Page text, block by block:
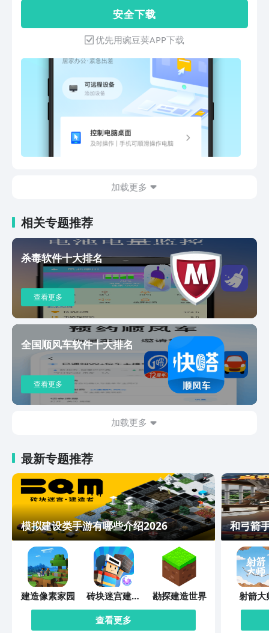
清理加速能力升级，释放空间告别卡慢
【微信清理】个性清理微信缓存，保证微
信安全运行---贴心守护---【病毒查杀】安
全防护全新升级，软件云查风险提醒【隐
私保险箱】个性化守护的您的个人隐私
【安全可靠】病毒、系统、充电检测360
度安全护航
安 全 下 载
优先用豌豆荚APP下载
加载更多
相关专题推荐
杀毒软件十大排名
查看更多
全国顺风车软件十大排名
查看更多
加载更多
最新专题推荐
模拟建设类手游有哪些介绍2026
建造像素家园 砖块迷宫建造
者
勘探建造世界
查看更多
和弓箭
射箭大